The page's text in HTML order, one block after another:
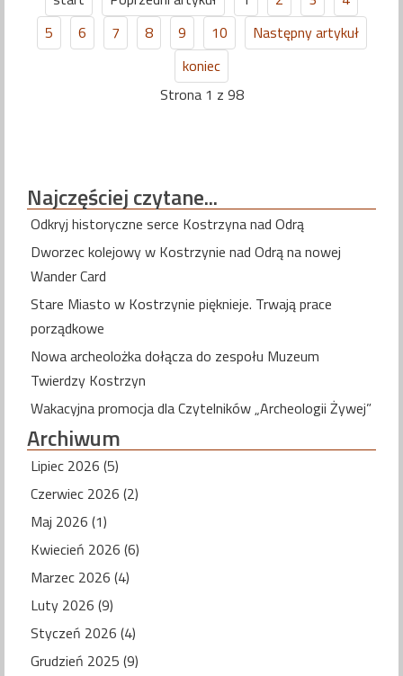
5
6 7 8 9 10
Następny artykuł
koniec
Strona 1 z 98
Najczęściejczytane...
Odkryj historyczne serce Kostrzyna nad Odrą
Dworzec kolejowy w Kostrzynie nad Odrą na nowej
Wander Card
Stare Miasto w Kostrzynie pięknieje. Trwają prace
porządkowe
Nowa archeolożka dołącza do zespołu Muzeum
Twierdzy Kostrzyn
Wakacyjna promocja dla Czytelników „Archeologii Żywej”
Archiwum
Lipiec 2026 (5)
Czerwiec 2026 (2)
Maj 2026 (1)
Kwiecień 2026 (6)
Marzec 2026 (4)
Luty 2026 (9)
Styczeń 2026 (4)
Grudzień 2025 (9)